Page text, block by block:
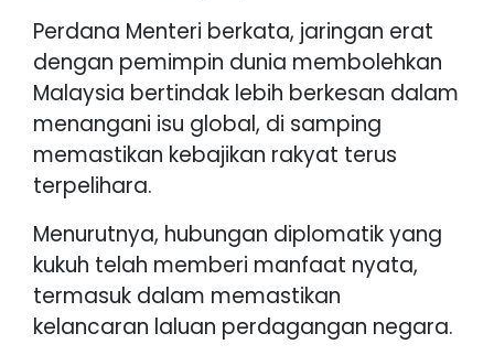
Perdana Menteri berkata, jaringan erat
dengan pemimpin dunia membolehkan
Malaysia bertindak lebih berkesan dalam
menangani isu global, di samping
memastikan kebajikan rakyat terus
terpelihara.
Menurutnya, hubungan diplomatik yang
kukuh telah memberi manfaat nyata,
termasuk dalam memastikan
kelancaran laluan perdagangan negara.